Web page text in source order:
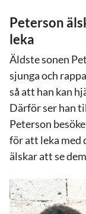
Peterson
leka
Äldste sonen
sjunga och
så att han kan
Därför ser han
Peterson
för att leka med
älskar att se